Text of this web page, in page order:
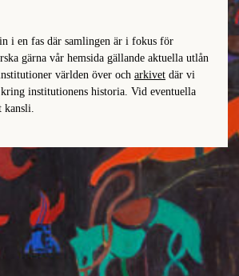
i en fas där samlingen är i fokus för
gärna vår hemsida gällande aktuella utlån
världen över och arkivet där vi
institutionens historia. Vid eventuella